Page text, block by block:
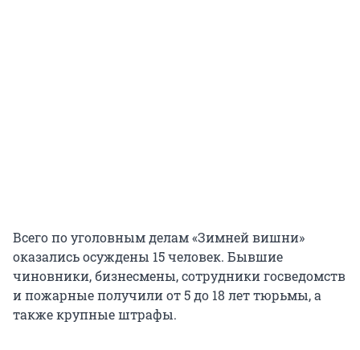
Всего по уголовным делам «Зимней вишни»
оказались осуждены 15 человек. Бывшие
чиновники, бизнесмены, сотрудники госведомств
и пожарные получили от 5 до 18 лет тюрьмы, а
также крупные штрафы.